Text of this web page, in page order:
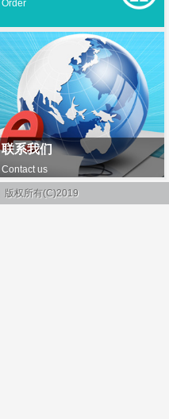
Order
联系我们
Contact us
版权所有(C)2019